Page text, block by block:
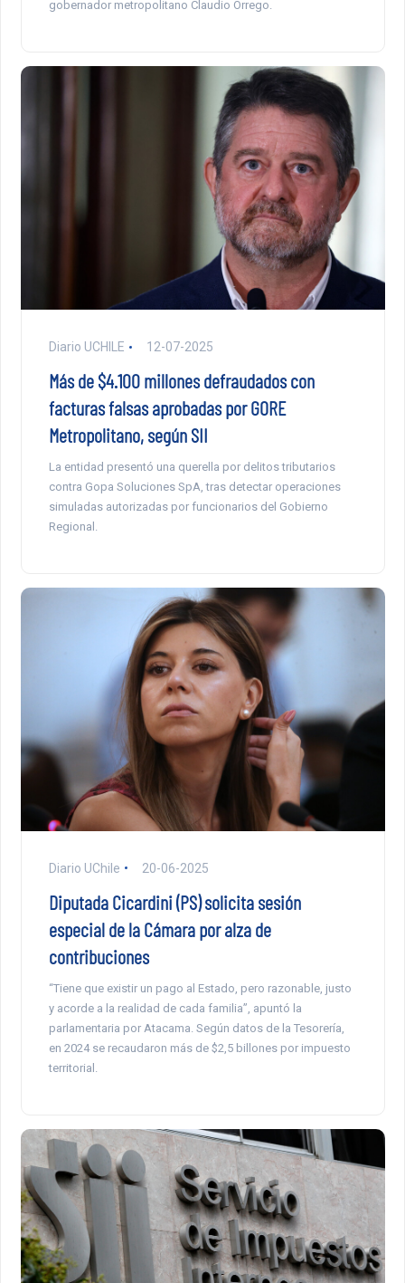
gobernador metropolitano Claudio Orrego.
Diario UCHILE 12-07-2025
Más de $4.100 millones defraudados con
facturas falsas aprobadas por GORE
Metropolitano, según SII
La entidad presentó una querella por delitos tributarios
contra Gopa Soluciones SpA, tras detectar operaciones
simuladas autorizadas por funcionarios del Gobierno
Regional.
Diario UChile 20-06-2025
Diputada Cicardini (PS) solicita sesión
especial de la Cámara por alza de
contribuciones
“Tiene que existir un pago al Estado, pero razonable, justo
y acorde a la realidad de cada familia”, apuntó la
parlamentaria por Atacama. Según datos de la Tesorería,
en 2024 se recaudaron más de $2,5 billones por impuesto
territorial.